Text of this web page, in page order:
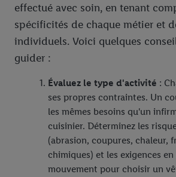
effectué avec soin, en tenant
spécificités de chaque métier et
individuels. Voici quelques
guider :
Évaluez le type d'activité :
ses propres contraintes. Un
les mêmes besoins qu'un
cuisinier. Déterminez les
(abrasion, coupures, chaleur,
chimiques) et les exigences
mouvement pour choisir un